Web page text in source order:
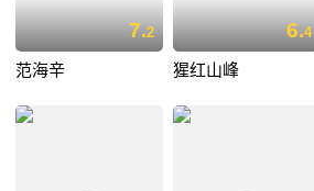
7.2
范海辛
6.4
猩红山峰